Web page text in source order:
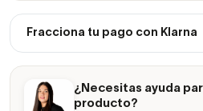
Fracciona tu pago con Klarna
¿Necesitas ayuda
producto?